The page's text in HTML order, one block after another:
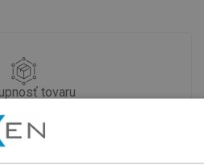
tovaru
pripravený na
prepravu!